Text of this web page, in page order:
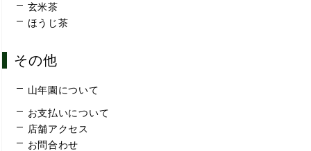
玄米茶
ほうじ茶
その他
山年園について
お支払いについて
店舗アクセス
お問合わせ